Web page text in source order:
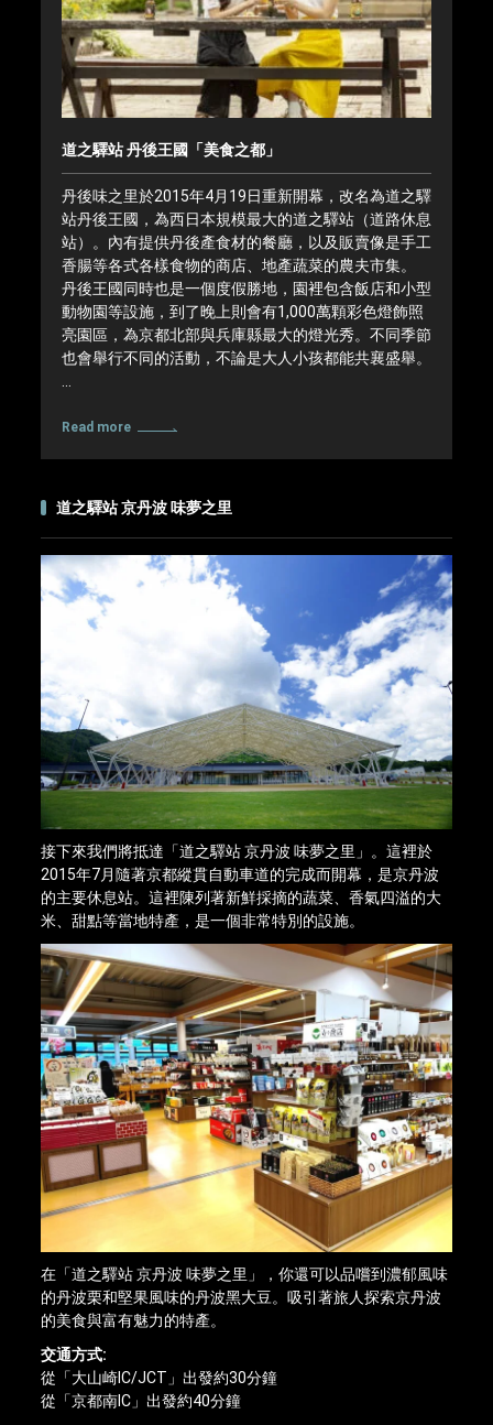
道之驛站 丹後王國「美食之都」
丹後味之里於2015年4月19日重新開幕，改名為道之驛
站丹後王國，為西日本規模最大的道之驛站（道路休息
站）。內有提供丹後產食材的餐廳，以及販賣像是手工
香腸等各式各樣食物的商店、地產蔬菜的農夫市集。
丹後王國同時也是一個度假勝地，園裡包含飯店和小型
動物園等設施，到了晚上則會有1,000萬顆彩色燈飾照
亮園區，為京都北部與兵庫縣最大的燈光秀。不同季節
也會舉行不同的活動，不論是大人小孩都能共襄盛舉。
Read more
道之驛站 京丹波 味夢之里
接下來我們將抵達「道之驛站 京丹波 味夢之里」。這裡於
2015年7月隨著京都縱貫自動車道的完成而開幕，是京丹波
的主要休息站。這裡陳列著新鮮採摘的蔬菜、香氣四溢的大
米、甜點等當地特產，是一個非常特別的設施。
在「道之驛站 京丹波 味夢之里」，你還可以品嚐到濃郁風味
的丹波栗和堅果風味的丹波黑大豆。吸引著旅人探索京丹波
的美食與富有魅力的特產。
交通方式:
從「大山崎IC/JCT」出發約30分鐘
從「京都南IC」出發約40分鐘